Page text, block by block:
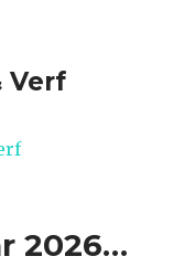
Verf
2026…